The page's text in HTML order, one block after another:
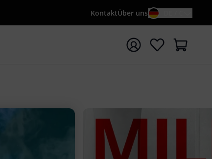
KontaktÜber uns
Suchwort {searchTerm} starten